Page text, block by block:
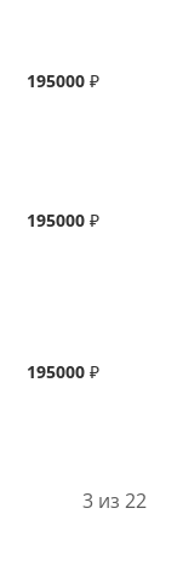
195000 ₽
195000 ₽
195000 ₽
3 из 22